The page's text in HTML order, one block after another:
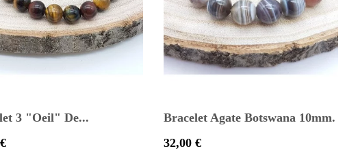
3 "Oeil" De...
Bracelet Agate Botswana 10mm.
Prix
32,00 €